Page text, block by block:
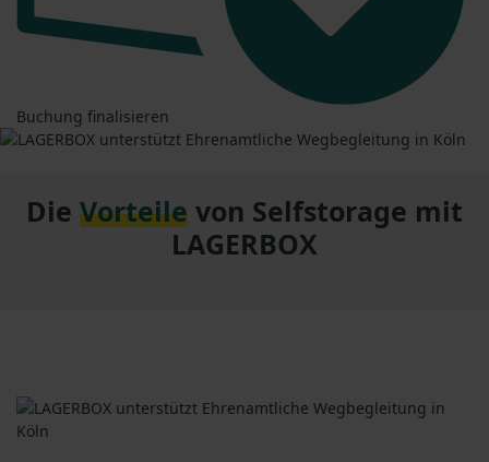
Buchung finalisieren
Die Vorteile von Selfstorage mit
LAGERBOX